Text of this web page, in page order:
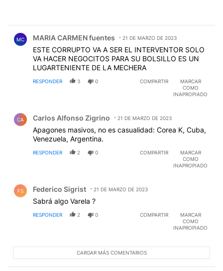
MC MARIA CARMEN fuentes 21 DE MARZO DE 2023
ESTE CORRUPTO VA A SER EL INTERVENTOR SOLO
VA HACER NEGOCITOS PARA SU BOLSILLO ES UN
LUGARTENIENTE DE LA MECHERA
RESPONDER 3 0 COMPARTIR
MARCAR
COMO
INAPROPIADO
CA Carlos Alfonso Zigrino 21 DE MARZO DE 2023
Apagones masivos, no es casualidad: Corea K, Cuba,
Venezuela, Argentina.
RESPONDER 2 0 COMPARTIR
MARCAR
COMO
INAPROPIADO
FS Federico Sigrist 21 DE MARZO DE 2023
Sabrá algo Varela ?
RESPONDER 2 0 COMPARTIR
MARCAR
COMO
INAPROPIADO
CARGAR MÁS COMENTARIOS